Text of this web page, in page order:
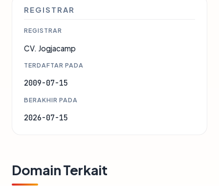
REGISTRAR
REGISTRAR
CV. Jogjacamp
TERDAFTAR PADA
2009-07-15
BERAKHIR PADA
2026-07-15
Domain Terkait